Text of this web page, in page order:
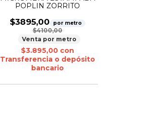
POPLIN ZORRITO
$3895,00 por metro
$4100,00
Venta por metro
$3.895,00 con
Transferencia o depósito
bancario